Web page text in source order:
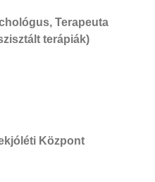
Terapeuta
terápiák)
Központ